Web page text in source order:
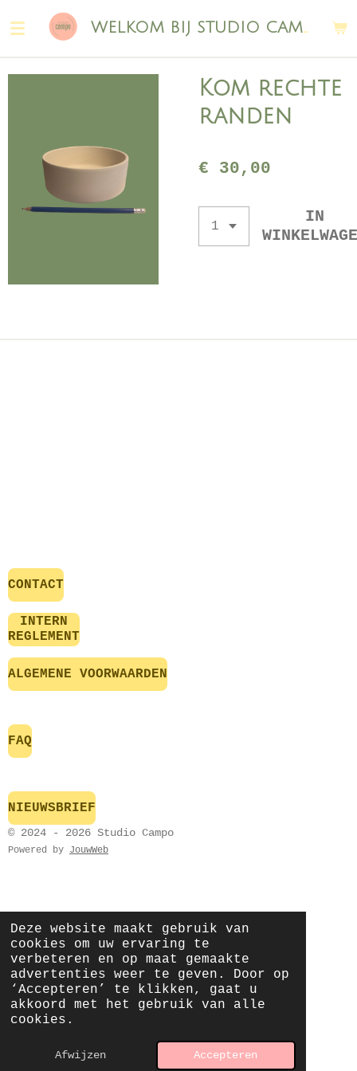
Deze website maakt gebruik van
cookies om uw ervaring te
verbeteren en op maat gemaakte
advertenties weer te geven. Door op
‘Accepteren’ te klikken, gaat u
akkoord met het gebruik van alle
cookies.
Afwijzen Accepteren
direct
de
WELKOM BIJ STUDIO CAMPO
Kom rechte
randen
€ 30,00
IN
CONTACT
INTERN
REGLEMENT
ALGEMENE VOORWAARDEN
FAQ
NIEUWSBRIEF
© 2024 - 2026 Studio Campo
Powered by JouwWeb